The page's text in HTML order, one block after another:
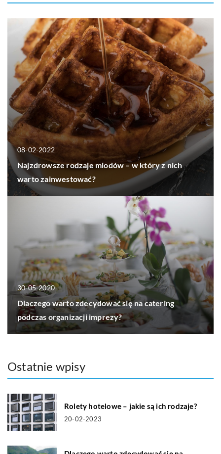
08-02-2022
Najzdrowsze rodzaje miodów – w który z nich
warto zainwestować?
30-05-2020
Dlaczego warto zdecydować się na catering
podczas organizacji imprezy?
Ostatnie wpisy
Rolety hotelowe – jakie są ich rodzaje?
20-02-2023